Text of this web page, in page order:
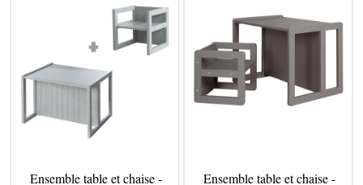
Ensemble table et chaise -
Ensemble table et chaise -